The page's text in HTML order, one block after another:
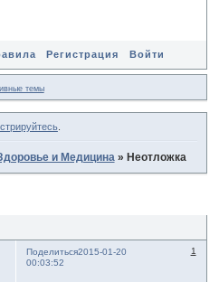
Регистрация Войти
темы
.
и Медицина » Неотложка
Поделиться 1
2015-01-20
00:03:52